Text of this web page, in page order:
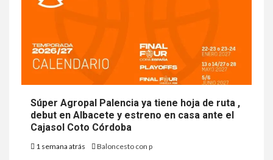
Súper Agropal Palencia ya tiene hoja de ruta ,
debut en Albacete y estreno en casa ante el
Cajasol Coto Córdoba
1 semana atrás Baloncesto con p